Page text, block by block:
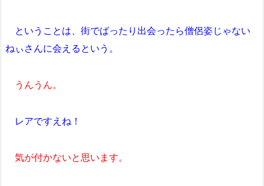
ということは、街でばったり出会ったら僧侶姿じゃない
ねぃさんに会えるという。
うんうん。
レアですえね！
気が付かないと思います。